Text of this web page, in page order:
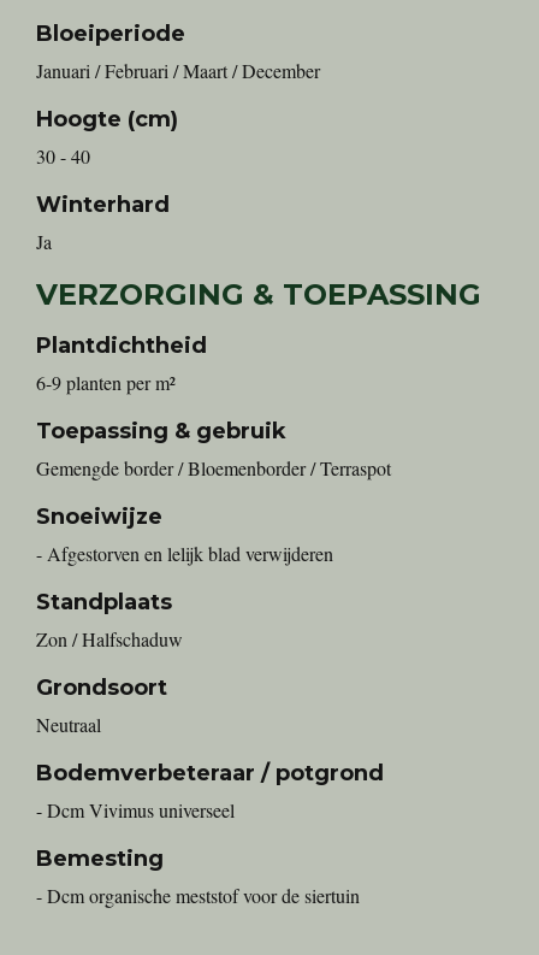
Bloeiperiode
Januari / Februari / Maart / December
Hoogte (cm)
30 - 40
Winterhard
Ja
VERZORGING & TOEPASSING
Plantdichtheid
6-9 planten per m²
Toepassing & gebruik
Gemengde border / Bloemenborder / Terraspot
Snoeiwijze
- Afgestorven en lelijk blad verwijderen
Standplaats
Zon / Halfschaduw
Grondsoort
Neutraal
Bodemverbeteraar / potgrond
- Dcm Vivimus universeel
Bemesting
- Dcm organische meststof voor de siertuin